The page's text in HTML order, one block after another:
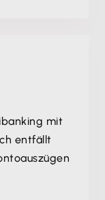
mit
entfällt